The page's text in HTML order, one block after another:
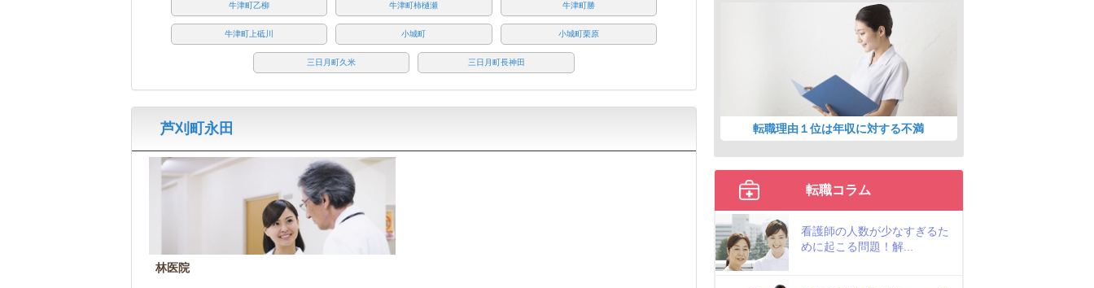
牛津町乙柳 牛津町柿樋瀬 牛津町勝
牛津町上砥川 小城町 小城町栗原
三日月町久米 三日月町長神田
芦刈町永田
林医院
転職理由１位は年収に対する不満
転職コラム
看護師の人数が少なすぎるた
めに起こる問題！解...